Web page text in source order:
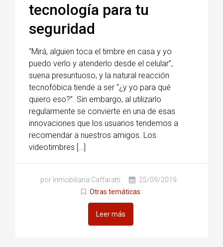
tecnología para tu
seguridad
“Mirá, alguien toca el timbre en casa y yo
puedo verlo y atenderlo desde el celular”,
suena presuntuoso, y la natural reacción
tecnofóbica tiende a ser “¿y yo para qué
quiero eso?”. Sin embargo, al utilizarlo
regularmente se convierte en una de esas
innovaciones que los usuarios tendemos a
recomendar a nuestros amigos. Los
videotimbres […]
por Inmobiliaria Caffaratti
25/09/2019
Otras temáticas
Leer más